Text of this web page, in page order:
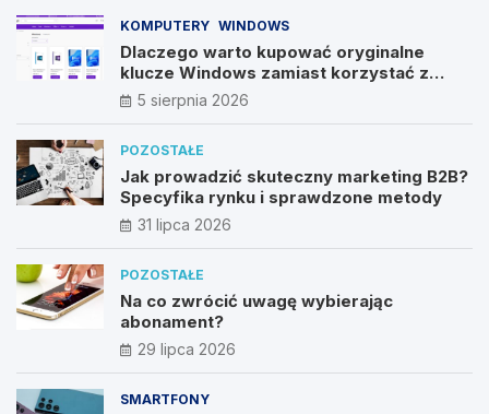
KOMPUTERY WINDOWS
Dlaczego warto kupować oryginalne
klucze Windows zamiast korzystać z
nieautoryzowanych źródeł?
5 sierpnia 2026
POZOSTAŁE
Jak prowadzić skuteczny marketing B2B?
Specyfika rynku i sprawdzone metody
31 lipca 2026
POZOSTAŁE
Na co zwrócić uwagę wybierając
abonament?
29 lipca 2026
SMARTFONY